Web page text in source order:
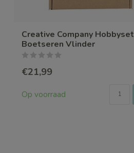
Creative Company Hobbyset
Boetseren Vlinder
€21,99
Op voorraad